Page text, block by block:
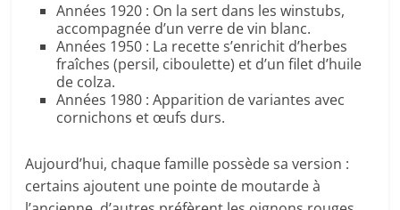
Années 1920 : On la sert dans les winstubs,
accompagnée d’un verre de vin blanc.
Années 1950 : La recette s’enrichit d’herbes
fraîches (persil, ciboulette) et d’un filet d’huile
de colza.
Années 1980 : Apparition de variantes avec
cornichons et œufs durs.
Aujourd’hui, chaque famille possède sa version :
certains ajoutent une pointe de moutarde à